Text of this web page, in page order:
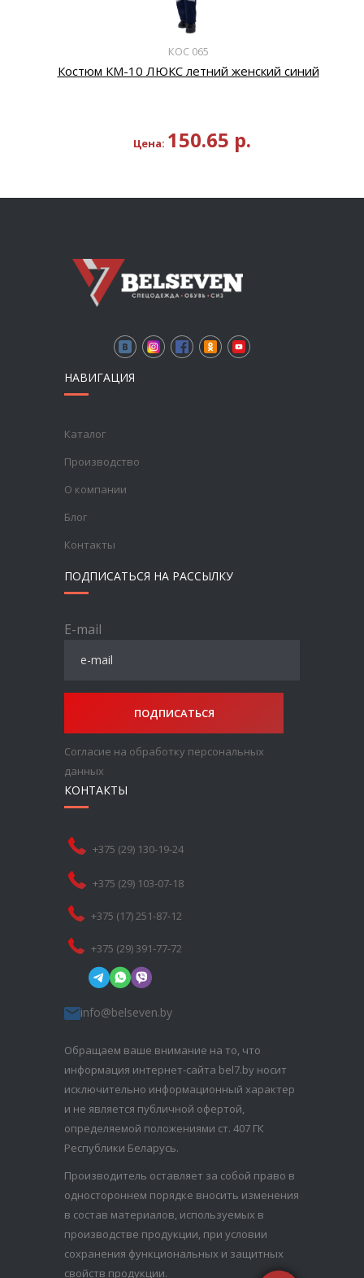
КОС 065
Костюм КМ-10 ЛЮКС летний женский синий
Цена: 150.65 р.
НАВИГАЦИЯ
Каталог
Производство
О компании
Блог
Контакты
ПОДПИСАТЬСЯ НА РАССЫЛКУ
E-mail
ПОДПИСАТЬСЯ
Согласие на обработку персональных
данных
КОНТАКТЫ
+375 (29) 130-19-24
+375 (29) 103-07-18
+375 (17) 251-87-12
+375 (29) 391-77-72
info@belseven.by
Обращаем ваше внимание на то, что
информация интернет-сайта bel7.by носит
исключительно информационный характер
и не является публичной офертой,
определяемой положениями ст. 407 ГК
Республики Беларусь.
Производитель оставляет за собой право в
одностороннем порядке вносить изменения
в состав материалов, используемых в
производстве продукции, при условии
сохранения функциональных и защитных
свойств продукции.